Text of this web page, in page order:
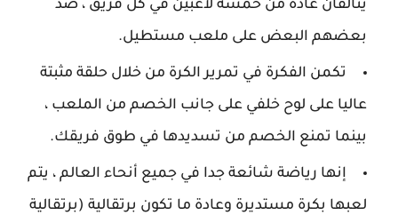
يتألفان عادة من خمسة لاعبين في كل فريق ، ضد
بعضهم البعض على ملعب مستطيل.
تكمن الفكرة في تمرير الكرة من خلال حلقة مثبتة
عاليا على لوح خلفي على جانب الخصم من الملعب ،
بينما تمنع الخصم من تسديدها في طوق فريقك.
إنها رياضة شائعة جدا في جميع أنحاء العالم ، يتم
لعبها بكرة مستديرة وعادة ما تكون برتقالية (برتقالية